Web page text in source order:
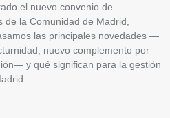
el nuevo convenio de
la Comunidad de Madrid,
las principales novedades —
nuevo complemento por
y qué significan para la gestión